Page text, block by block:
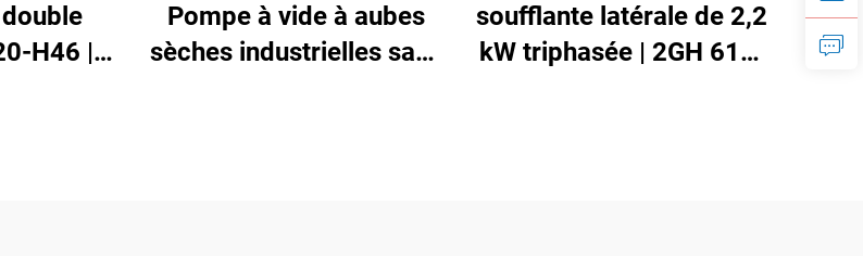
H46 |
Pompe à vide à aubes
sèches industrielles sans
soufflante latérale de 2,2
kW triphasée | 2GH 610-